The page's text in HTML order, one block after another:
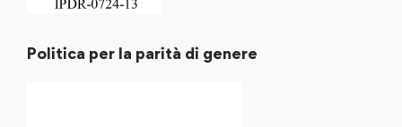
Politica per la parità di genere